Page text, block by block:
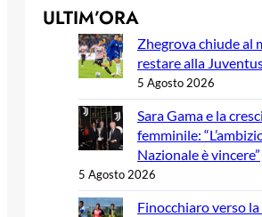
ULTIM’ORA
Zhegrova chiude al
restare alla
5 Agosto 2026
Sara Gama e la
femminile:
Nazionale è vincere”
5 Agosto 2026
Finocchiaro verso la